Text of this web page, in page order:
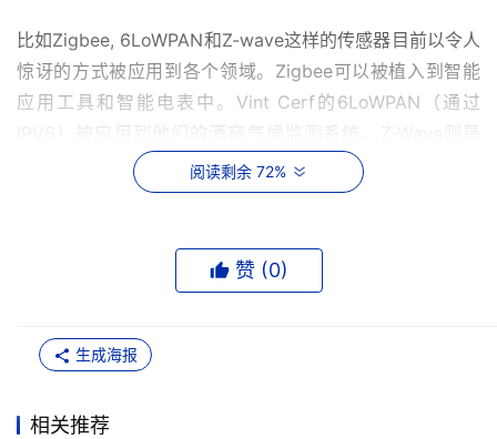
比如Zigbee, 6LoWPAN和Z-wave这样的传感器目前以令人
惊讶的方式被应用到各个领域。Zigbee可以被植入到智能
应用工具和智能电表中。Vint Cerf的6LoWPAN（通过
IPV6）被应用到他们的酒窖气候监测系统。Z-Wave则是
Verizon的智能家庭自动化服务的基础。更多更具创造力的
应用还在不断涌现之中。荷兰的新兴企业Sparked在牛的耳
植入到鞋子，哮喘吸入器之类的医学范围和医疗探测诊断设
备之中。甚至在瑞典的一棵树也连接了传感器，用来观测这
翻译和解读的功能。
阅读剩余 72%
赞 (0)
生成海报
相关推荐